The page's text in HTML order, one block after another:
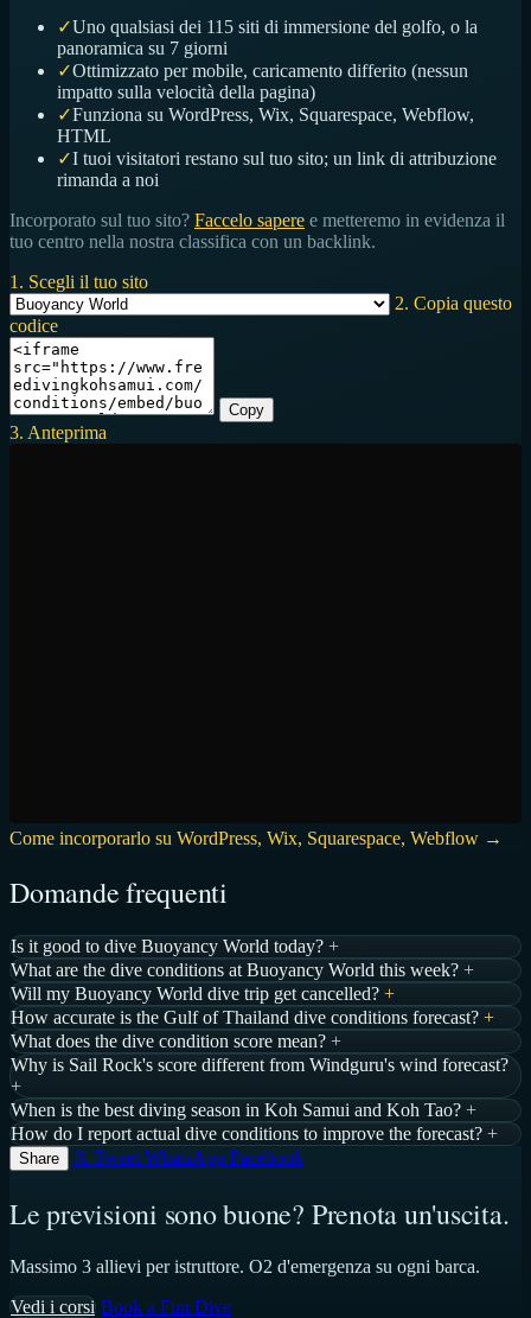
✓Uno qualsiasi dei 115 siti di immersione del golfo, o la
panoramica su 7 giorni
✓Ottimizzato per mobile, caricamento differito (nessun
impatto sulla velocità della pagina)
✓Funziona su WordPress, Wix, Squarespace, Webflow,
HTML
✓I tuoi visitatori restano sul tuo sito; un link di attribuzione
rimanda a noi
Incorporato sul tuo sito? Faccelo sapere e metteremo in evidenza il
tuo centro nella nostra classifica con un backlink.
1. Scegli il tuo sito
2. Copia questo
codice
Copy
3. Anteprima
Come incorporarlo su WordPress, Wix, Squarespace, Webflow →
Domande frequenti
Is it good to dive Buoyancy World today? +
What are the dive conditions at Buoyancy World this week? +
Will my Buoyancy World dive trip get cancelled? +
How accurate is the Gulf of Thailand dive conditions forecast? +
What does the dive condition score mean? +
Why is Sail Rock's score different from Windguru's wind forecast?
+
When is the best diving season in Koh Samui and Koh Tao? +
How do I report actual dive conditions to improve the forecast? +
Share 𝕏 Tweet WhatsApp Facebook
Le previsioni sono buone? Prenota un'uscita.
Massimo 3 allievi per istruttore. O2 d'emergenza su ogni barca.
Vedi i corsi Book a Fun Dive